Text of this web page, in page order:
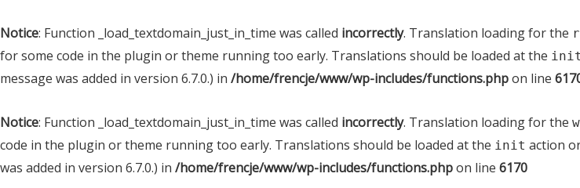
Notice: Function _load_textdomain_just_in_time was called incorrectly. Translation loading for the
for some code in the plugin or theme running too early. Translations should be loaded at the init
message was added in version 6.7.0.) in /home/frencje/www/wp-includes/functions.phpon line
Notice: Function _load_textdomain_just_in_time was called incorrectly. Translation loading for the
code in the plugin or theme running too early. Translations should be loaded at the init action
was added in version 6.7.0.) in /home/frencje/www/wp-includes/functions.phpon line 6170